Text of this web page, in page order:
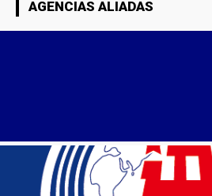
AGENCIAS ALIADAS